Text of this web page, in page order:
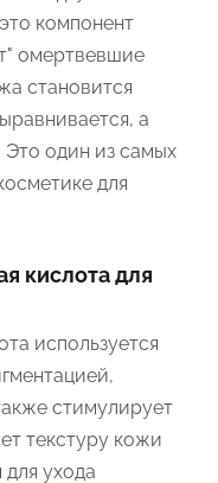
компонент
омертвевшие
становится
а
один из самых
для
кислота для
используется
стимулирует
текстуру кожи
ухода